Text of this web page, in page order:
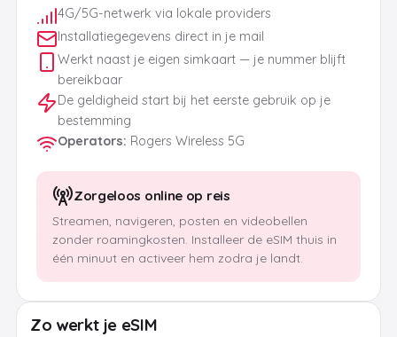
4G/5G-netwerk via lokale providers
Installatiegegevens direct in je mail
Werkt naast je eigen simkaart — je nummer blijft
bereikbaar
De geldigheid start bij het eerste gebruik op je
bestemming
Operators: Rogers Wireless 5G
Zorgeloos online op reis
Streamen, navigeren, posten en videobellen
zonder roamingkosten. Installeer de eSIM thuis in
één minuut en activeer hem zodra je landt.
Zo werkt je eSIM